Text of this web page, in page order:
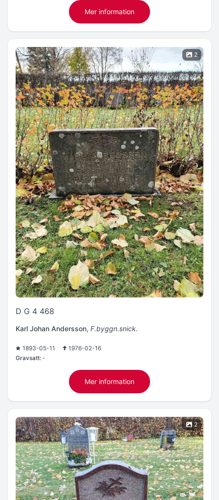
Mer information
2
D G 4 468
Karl Johan Andersson, F.byggn.snick.
1893-05-11
1976-02-16
Gravsatt: -
Mer information
2